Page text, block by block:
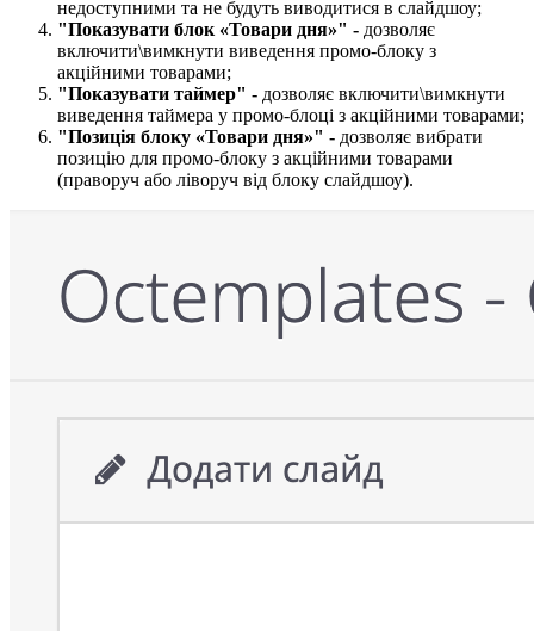
недоступними та не будуть виводитися в слайдшоу;
"Показувати блок «Товари дня»​​" - дозволяє
включити\вимкнути виведення промо-блоку з
акційними товарами;
"Показувати таймер​" - дозволяє включити\вимкнути
виведення таймера у промо-блоці з акційними товарами;
"Позиція блоку «Товари дня»​​" - дозволяє вибрати
позицію для промо-блоку з акційними товарами
(праворуч або ліворуч від блоку слайдшоу).